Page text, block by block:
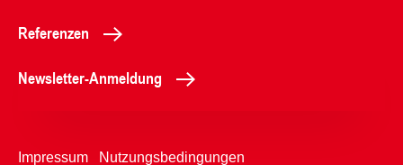
Referenzen
Newsletter-Anmeldung
Impressum Nutzungsbedingungen